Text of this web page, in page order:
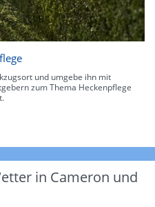
und umgebe ihn mit
zum Thema Heckenpflege
in Cameron und